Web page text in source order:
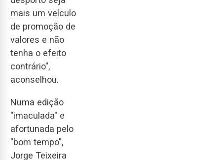
mais um veículo
de promoção de
valores e não
tenha o efeito
contrário",
aconselhou.
Numa edição
"imaculada" e
afortunada pelo
"bom tempo",
Jorge Teixeira